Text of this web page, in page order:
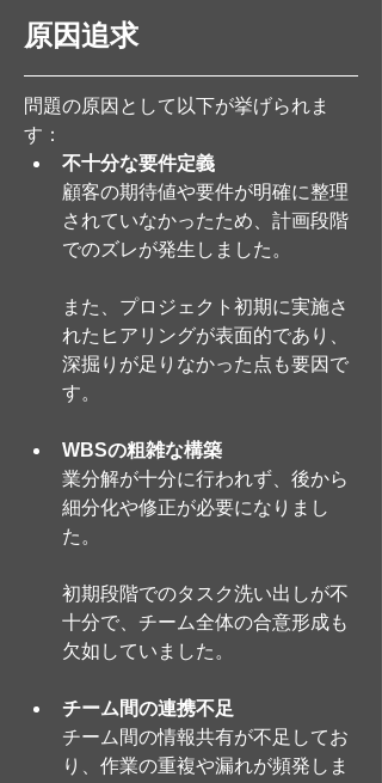
原因追求
問題の原因として以下が挙げられま
す：
不十分な要件定義
顧客の期待値や要件が明確に整理
されていなかったため、計画段階
でのズレが発生しました。
また、プロジェクト初期に実施さ
れたヒアリングが表面的であり、
深掘りが足りなかった点も要因で
す。
WBSの粗雑な構築
業分解が十分に行われず、後から
細分化や修正が必要になりまし
た。
初期段階でのタスク洗い出しが不
十分で、チーム全体の合意形成も
欠如していました。
チーム間の連携不足
チーム間の情報共有が不足してお
り、作業の重複や漏れが頻発しま